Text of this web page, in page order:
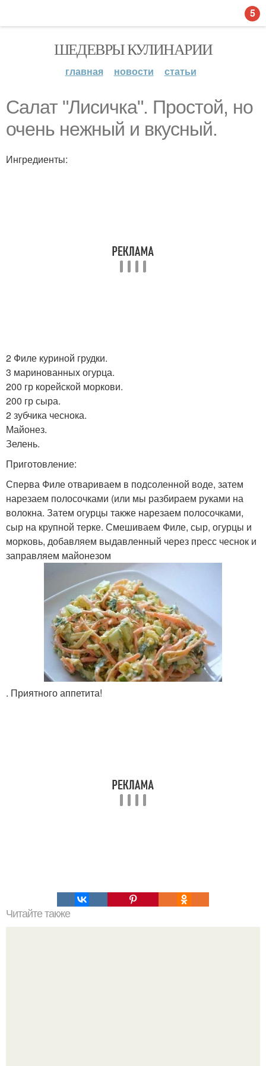
ШЕДЕВРЫ КУЛИНАРИИ
главная новости статьи
Салат "Лисичка". Простой, но
очень нежный и вкусный.
Ингредиенты:
2 Филе куриной грудки.
3 маринованных огурца.
200 гр корейской моркови.
200 гр сыра.
2 зубчика чеснока.
Майонез.
Зелень.
Приготовление:
Сперва Филе отвариваем в подсоленной воде, затем
нарезаем полосочками (или мы разбираем руками на
волокна. Затем огурцы также нарезаем полосочками,
сыр на крупной терке. Смешиваем Филе, сыр, огурцы и
морковь, добавляем выдавленный через пресс чеснок и
заправляем майонезом
. Приятного аппетита!
Читайте также
5